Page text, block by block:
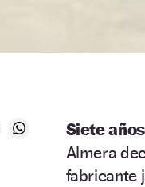
Siete
Almera
fabricante